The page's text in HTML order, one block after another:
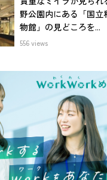
野公園内にある「国立
物館」の見どころを...
556 views